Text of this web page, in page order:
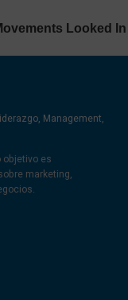
es
marketing,